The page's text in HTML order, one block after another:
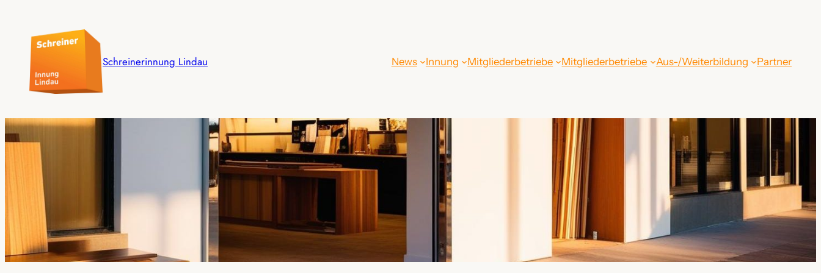
Schreinerinnung Lindau News Innung Mitgliederbetriebe Mitgliederbetriebe Aus-/Weiterbildung Partner